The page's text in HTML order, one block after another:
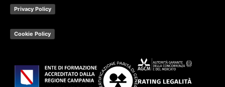
Privacy Policy
Cookie Policy